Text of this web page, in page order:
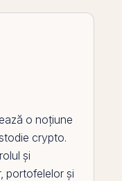
o noțiune
crypto.
și
portofelelor și